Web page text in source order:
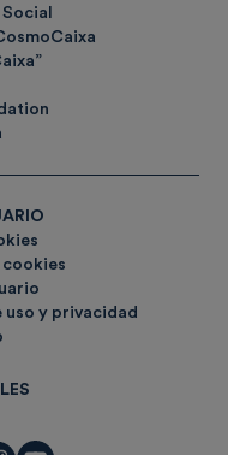
uso y privacidad